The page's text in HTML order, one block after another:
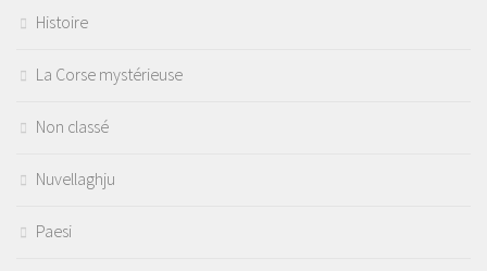
Histoire
La Corse mystérieuse
Non classé
Nuvellaghju
Paesi